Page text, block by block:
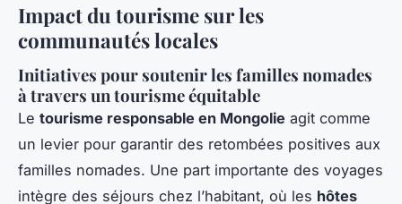
Impact du tourisme sur les
communautés locales
Initiatives pour soutenir les familles nomades
à travers un tourisme équitable
Le tourisme responsable en Mongolie agit comme
un levier pour garantir des retombées positives aux
familles nomades. Une part importante des voyages
intègre des séjours chez l’habitant, où les hôtes